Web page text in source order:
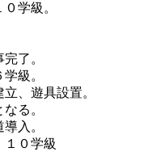
学級。
了。
級。
、遊具設置。
る。
入。
０学級